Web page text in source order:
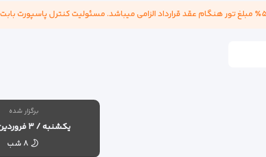
برگزار شده
یکشنبه / ۳ فروردین ۱۴۰۴
۸ شب